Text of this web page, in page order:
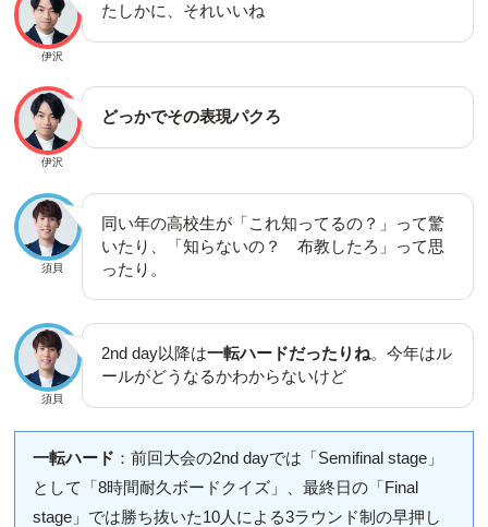
伊沢
たしかに、それいいね
伊沢
どっかでその表現パクろ
須貝
同い年の高校生が「これ知ってるの？」って驚
いたり、「知らないの？ 布教したろ」って思
ったり。
須貝
2nd day以降は一転ハードだったりね。今年はル
ールがどうなるかわからないけど
一転ハード ：前回大会の2nd dayでは「Semifinal stage」
として「8時間耐久ボードクイズ」、最終日の「Final
stage」では勝ち抜いた10人による3ラウンド制の早押し